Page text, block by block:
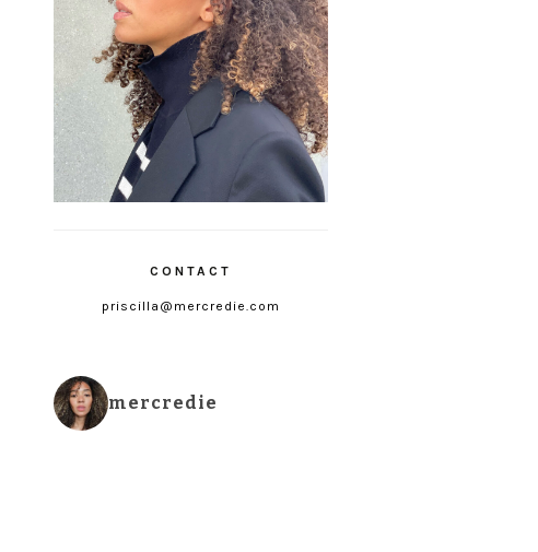
CONTACT
priscilla@mercredie.com
mercredie